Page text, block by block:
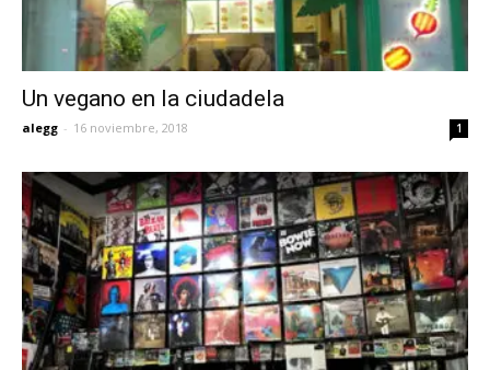
Un vegano en la ciudadela
alegg - 16 noviembre, 2018 1